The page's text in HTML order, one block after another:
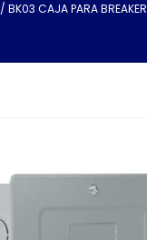
/ BK03 CAJA PARA BREAKER